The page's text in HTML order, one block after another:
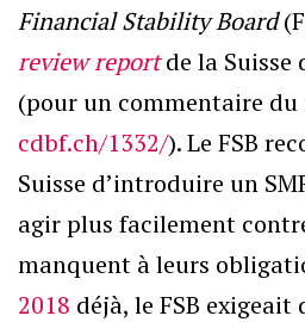
Financial Stability Board
review reportde la Suisse
(pour un commentaire
cdbf.ch/1332/). Le FSB
Suisse d’introduire un
agir plus facilement
manquent à leurs
2018 déjà, le FSB exigeait